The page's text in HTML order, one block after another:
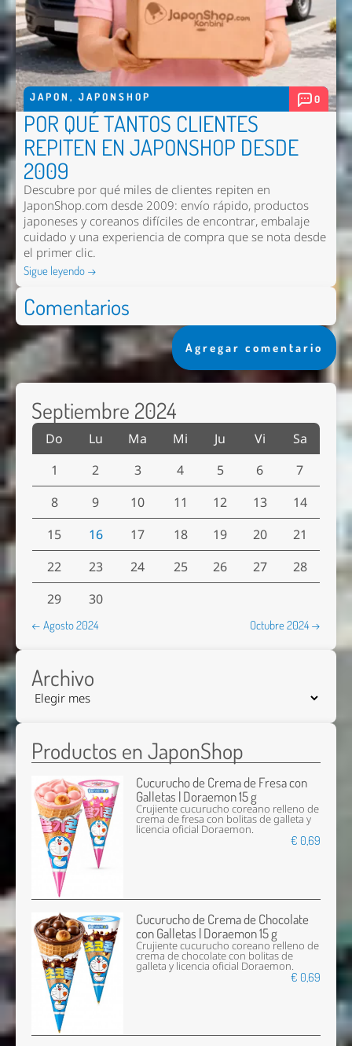
JAPON , JAPONSHOP 0
POR QUÉ TANTOS CLIENTES
REPITEN EN JAPONSHOP DESDE
2009
Descubre por qué miles de clientes repiten en
JaponShop.com desde 2009: envío rápido, productos
japoneses y coreanos difíciles de encontrar, embalaje
cuidado y una experiencia de compra que se nota desde
el primer clic.
Sigue leyendo →
Comentarios
Agregar comentario
Septiembre 2024
Do Lu Ma Mi Ju Vi
Sa
1
2 3 4 5 6
7
8
9 10 11 12 13
14
15
16 17 18 19 20
21
22
23 24 25 26 27
28
29
30
← Agosto 2024 Octubre 2024 →
Archivo
Productos en JaponShop
Cucurucho de Crema de Fresa con
Galletas | Doraemon 15 g
Crujiente cucurucho coreano relleno de
crema de fresa con bolitas de galleta y
licencia oficial Doraemon.
€ 0,69
Cucurucho de Crema de Chocolate
con Galletas | Doraemon 15 g
Crujiente cucurucho coreano relleno de
crema de chocolate con bolitas de
galleta y licencia oficial Doraemon.
€ 0,69